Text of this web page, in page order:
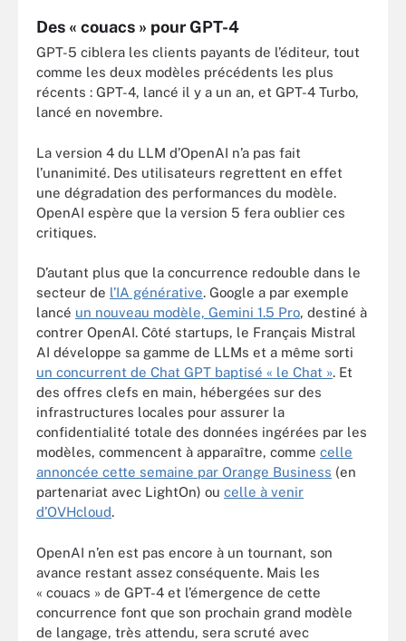
Des « couacs » pour GPT-4
GPT-5 ciblera les clients payants de l’éditeur, tout
comme les deux modèles précédents les plus
récents : GPT-4, lancé il y a un an, et GPT-4 Turbo,
lancé en novembre.
La version 4 du LLM d’OpenAI n’a pas fait
l’unanimité. Des utilisateurs regrettent en effet
une dégradation des performances du modèle.
OpenAI espère que la version 5 fera oublier ces
critiques.
D’autant plus que la concurrence redouble dans le
secteur de l’IA générative. Google a par exemple
lancé un nouveau modèle, Gemini 1.5 Pro, destiné à
contrer OpenAI. Côté startups, le Français Mistral
AI développe sa gamme de LLMs et a même sorti
un concurrent de Chat GPT baptisé « le Chat ». Et
des offres clefs en main, hébergées sur des
infrastructures locales pour assurer la
confidentialité totale des données ingérées par les
modèles, commencent à apparaître, comme celle
annoncée cette semaine par Orange Business (en
partenariat avec LightOn) ou celle à venir
d’OVHcloud.
OpenAI n’en est pas encore à un tournant, son
avance restant assez conséquente. Mais les
« couacs » de GPT-4 et l’émergence de cette
concurrence font que son prochain grand modèle
de langage, très attendu, sera scruté avec